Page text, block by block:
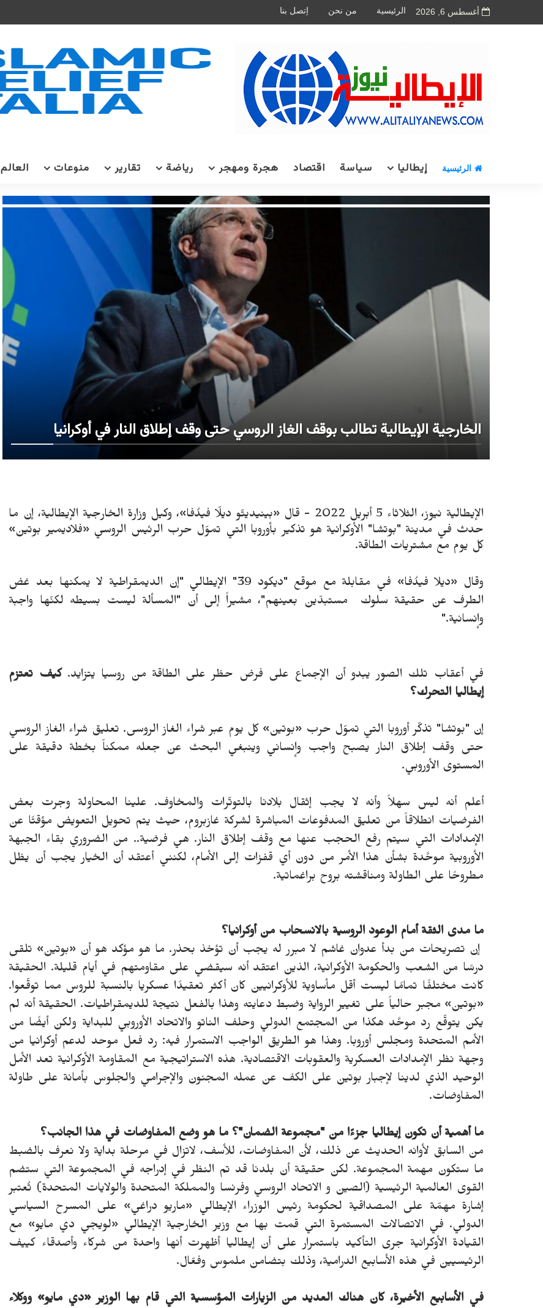
أغسطس 6, 2026 الرئيسية من نحن اِتصل بنا
الرئيسية إيطاليا سياسة اقتصاد هجرة ومهجر رياضة تقارير منوعات العالم
الخارجية الإيطالية تطالب بوقف الغاز الروسي حتى وقف إطلاق النار في أوكرانيا
الإيطالية نيوز، الثلاثاء 5 أبريل 2022 - قال «بينيديتّو ديلّا فيدُفا»، وكيل وزارة الخارجية الإيطالية، إن ما
حدث في مدينة "بوتشا" الأوكرانية هو تذكير بأوروبا التي تموّل حرب الرئيس الروسي «فلاديمير بوتين»
كل يوم مع مشتريات الطاقة.
وقال «ديلا فيدُفا» في مقابلة مع موقع "ديكود 39" الإيطالي "إن الديمقراطية لا يمكنها بعد غض
الطرف عن حقيقة سلوك مستبدّين بعينهم"، مشيراً إلى أن "المسألة ليست بسيطه لكنّها واجبة
وإنسانية."
في أعقاب تلك الصور يبدو أن الإجماع على فرض حظر على الطاقة من روسيا يتزايد. كيف تعتزم
إيطاليا التحرك؟
إن "بوتشا" تذكّر أوروبا التي تموّل حرب «بوتين» كل يوم عبر شراء الغاز الروسى. تعليق شراء الغاز الروسي
حتى وقف إطلاق النار يصبح واجب وإنساني وينبغي البحث عن جعله ممكناً بخطة دقيقة على
المستوى الأوروبي.
أعلم أنه ليس سهلاً وأنه لا يجب إثقال بلادنا بالتوتّرات والمخاوف. علينا المحاولة وجرت بعض
الفرضيات انطلاقاً من تعليق المدفوعات المباشرة لشركة غازبروم، حيث يتم تحويل التعويض مؤقتًا عن
الإمدادات التي سيتم رفع الحجب عنها مع وقف إطلاق النار. هي فرضية.. من الضروري بقاء الجبهة
الأوروبية موحَّدة بشأن هذا الأمر من دون أي قفزات إلى الأمام، لكنني أعتقد أن الخيار يجب أن يظل
مطروحًا على الطاولة ومناقشته بروح براغماتية.
ما مدى الثقة أمام الوعود الروسية بالانسحاب من أوكرانيا؟
إن تصريحات من بدأ عدوان غاشم لا مبرر له يجب أن تؤخذ بحذر. ما هو مؤكد هو أن «بوتين» تلقى
درسًا من الشعب والحكومة الأوكرانية، الذين اعتقد أنه سيقضي على مقاومتهم في أيام قليلة. الحقيقة
كانت مختلفًا تمامًا ليست أقل مأساوية للأوكرانيين كان أكثر تعقيدًا عسكريا بالنسبة للروس مما توقّعوا.
«بوتين» مجبر حالياً على تغيير الرواية وضبط دعايته وهذا بالفعل نتيجة للديمقراطيات. الحقيقة أنه لم
يكن يتوقّع رد موحَّد هكذا من المجتمع الدولي وحلف الناتو والاتحاد الأوروبي للبداية ولكن أيضًا من
الأمم المتحدة ومجلس أوروبا. وهذا هو الطريق الواجب الاستمرار فيه: رد فعل موحد لدعم أوكرانيا من
وجهة نظر الإمدادات العسكرية والعقوبات الاقتصادية. هذه الاستراتيجية مع المقاومة الأوكرانية تعد الأمل
الوحيد الذي لدينا لإجبار بوتين على الكف عن عمله المجنون والإجرامي والجلوس بأمانة على طاولة
المفاوضات.
ما أهمية أن تكون إيطاليا جزءًا من "مجموعة الضمان"؟ ما هو وضع المفاوضات في هذا الجانب؟
من السابق لأوانه الحديث عن ذلك، لأن المفاوضات، للأسف، لاتزال في مرحلة بداية ولا نعرف بالضبط
ما ستكون مهمة المجموعة. لكن حقيقة أن بلدنا قد تم النظر في إدراجه في المجموعة التي ستضم
القوى العالمية الرئيسية (الصين و الاتحاد الروسي وفرنسا والمملكة المتحدة والولايات المتحدة) تُعتبر
إشارة مهمّة على المصداقية لحكومة رئيس الوزراء الإيطالي «ماريو دراغي» على المسرح السياسي
الدولي. في الاتصالات المستمرة التي قمت بها مع وزير الخارجية الإيطالي «لويجي دي مايو» مع
القيادة الأوكرانية جرى التأكيد باستمرار على أن إيطاليا أظهرت أنها واحدة من شركاء وأصدقاء كييف
الرئيسيين في هذه الأسابيع الدرامية، وذلك بتضامن ملموس وفعّال.
في الأسابيع الأخيرة، كان هناك العديد من الزيارات المؤسسية التي قام بها الوزير «دي مايو» ووكلاء